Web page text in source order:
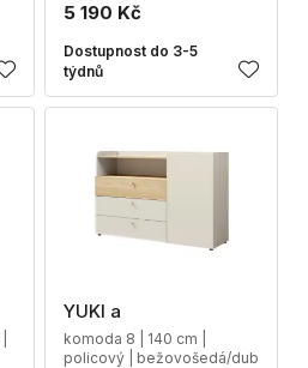
5 190 Kč
Dostupnost do 3-5
týdnů
YUKI a
komoda 8 | 140 cm |
policový | bežovošedá/dub